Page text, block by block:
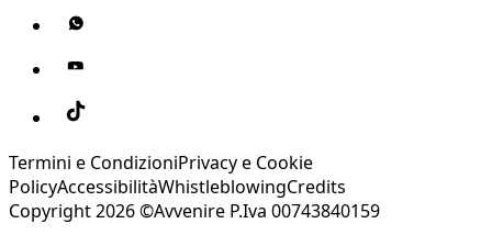
Termini e CondizioniPrivacy e Cookie
PolicyAccessibilitàWhistleblowingCredits
Copyright 2026 ©Avvenire P.Iva 00743840159